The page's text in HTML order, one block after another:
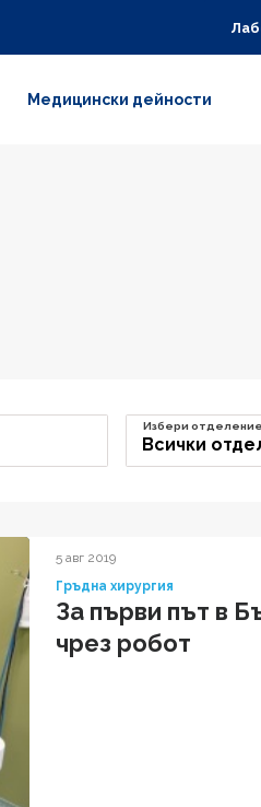
Медицински дейности
Всички
Избери отделение
5 авг 2019
Гръдна хирургия
За първи път в
чрез робот